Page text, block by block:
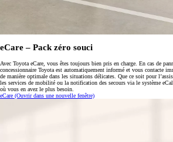
eCare – Pack zéro souci
Avec Toyota eCare, vous êtes toujours bien pris en charge. En cas de
concessionnaire Toyota est automatiquement informé et vous contacte
de manière optimale dans les situations délicates. Que ce soit pour
les services de mobilité ou la notification des secours via le système
où vous en avez le plus besoin.
eCare (Ouvrir dans une nouvelle fenêtre)